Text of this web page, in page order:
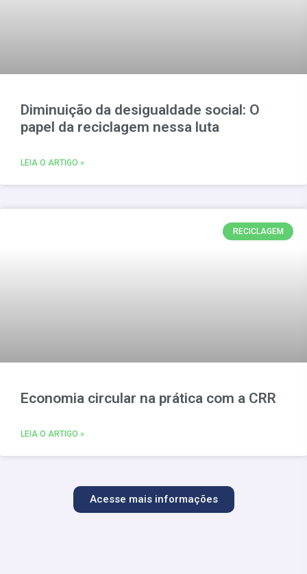
Diminuição da desigualdade social: O
papel da reciclagem nessa luta
LEIA O ARTIGO »
RECICLAGEM
Economia circular na prática com a CRR
LEIA O ARTIGO »
Acesse mais informações